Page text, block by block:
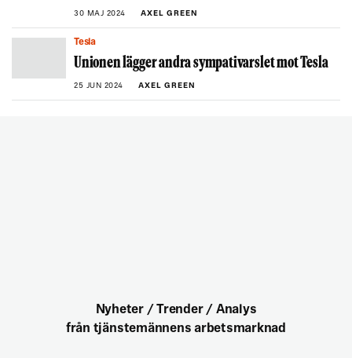
30 MAJ 2024 AXEL GREEN
Tesla
Unionen lägger andra sympativarslet mot Tesla
25 JUN 2024 AXEL GREEN
Nyheter / Trender / Analys
från tjänstemännens arbetsmarknad